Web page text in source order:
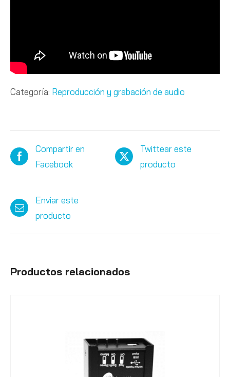
Categoría: Reproducción y grabación de audio
Compartir en
Facebook
Twittear este
producto
Enviar este
producto
Productos relacionados